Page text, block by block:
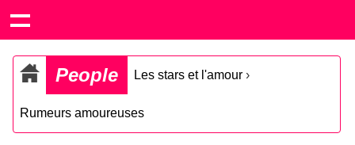
People Les stars et l'amour ›
Rumeurs amoureuses